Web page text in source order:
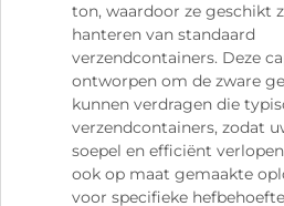
ton, waardoor ze geschikt
hanteren van standaard
verzendcontainers. Deze
ontworpen om de zware
kunnen verdragen die
verzendcontainers, zodat
soepel en efficiënt
ook op maat gemaakte
voor specifieke